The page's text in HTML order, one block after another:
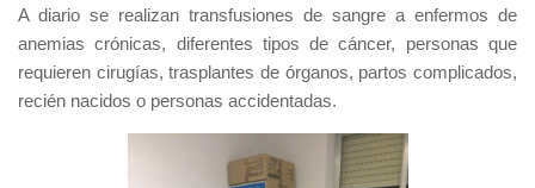
A diario se realizan transfusiones de sangre a enfermos de
anemias crónicas, diferentes tipos de cáncer, personas que
requieren cirugías, trasplantes de órganos, partos complicados,
recién nacidos o personas accidentadas.